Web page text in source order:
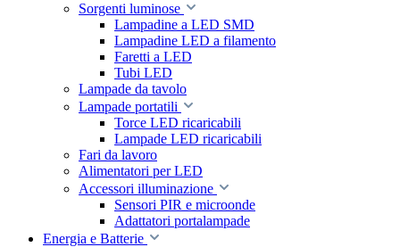
Sorgenti luminose
Lampadine a LED SMD
Lampadine LED a filamento
Faretti a LED
Tubi LED
Lampade da tavolo
Lampade portatili
Torce LED ricaricabili
Lampade LED ricaricabili
Fari da lavoro
Alimentatori per LED
Accessori illuminazione
Sensori PIR e microonde
Adattatori portalampade
Energia e Batterie